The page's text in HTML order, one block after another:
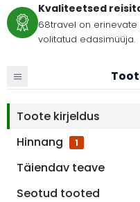
Kvaliteetsed
68travel on
volitatud edasimüüja.
Toote kirjeldus
Hinnang
1
Täiendav teave
Seotud tooted